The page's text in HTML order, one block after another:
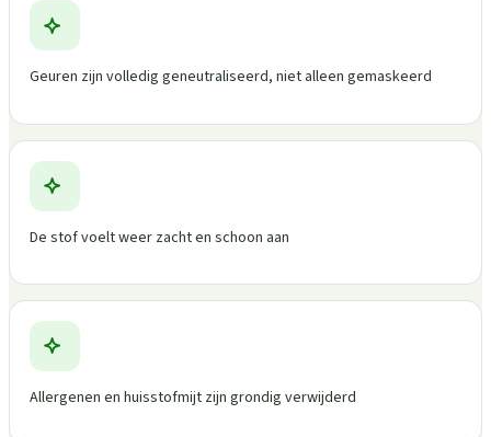
Geuren zijn volledig geneutraliseerd, niet alleen gemaskeerd
De stof voelt weer zacht en schoon aan
Allergenen en huisstofmijt zijn grondig verwijderd